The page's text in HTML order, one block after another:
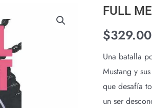
FULL
$329.00
Una batalla
Mustang y
que desafía
un ser
FULL
ALCHEMIST
LUX
EDITION
N.7
cantidad